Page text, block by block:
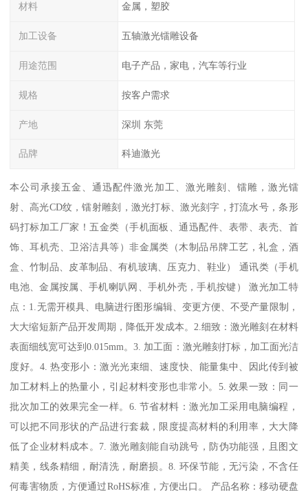
材料 金属，塑胶
加工设备 五轴激光镭雕设备
用途范围 电子产品，家电，汽车等行业
规格 按客户需求
产地 深圳 东莞
品牌 科迪激光
本公司承接五金、通迅配件激光加工、激光雕刻、镭雕，激光镭
射、高光CD纹，镭射雕刻，激光打标、激光刻字，打流水号，条形
码打标加工厂家！五金类（手机面板、通迅配件、表带、表壳、首
饰、耳机壳、卫浴洁具等）非金属类（木制品吊牌工艺，礼盒，酒
盒、竹制品、皮革制品、有机玻璃、压克力、鞋业） 通讯类（手机
电池、金属按属、手机喇叭网、手机外壳，手机按键） 激光加工特
点：1.无需开模具、电脑进行图形编辑、变更方便、不受产量限制，
大大缩短新产品开发周期，降低开发成本。2.细致：激光雕刻在材料
表面细线宽可达到0.015mm。3. 加工面：激光雕刻打标，加工面光洁
度好。4. 热变形小：激光光束细、速度快、能量集中、因此传到被
加工材料上的热量小，引起材料变形也非常小。5. 效果一致：同一
批次加工的效果完全一样。6. 节省材料：激光加工采用电脑编程，
可以把不同形状的产品进行套裁，限度提高材料的利用率，大大降
低了企业材料成本。7. 激光雕刻能自动跳号，防伪功能强，且图文
精美，线条精细，耐清洗，耐磨损。8. 环保节能，无污染，不含任
何毒害物质，方便通过RoHS标准，方便出口。 产品名称：移动硬盘